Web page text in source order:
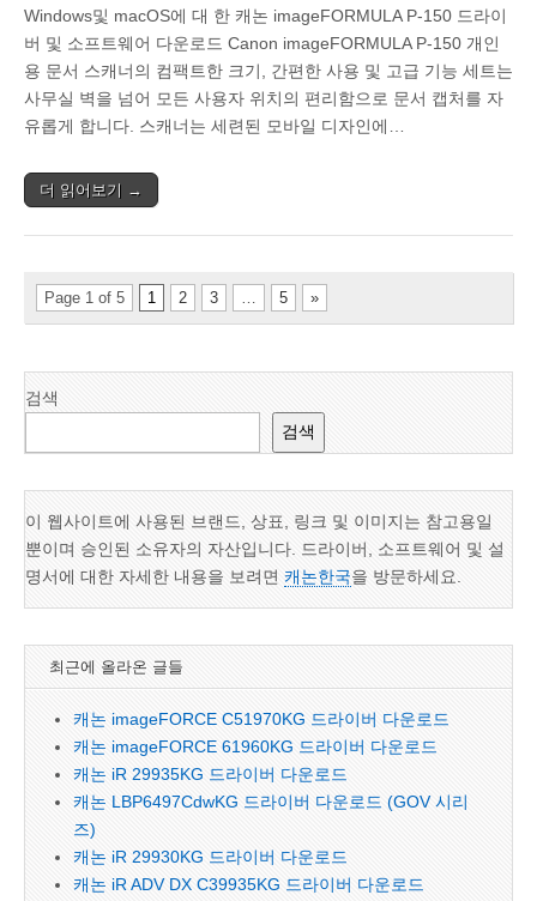
Windows및 macOS에 대 한 캐논 imageFORMULA P-150 드라이
버 및 소프트웨어 다운로드 Canon imageFORMULA P-150 개인
용 문서 스캐너의 컴팩트한 크기, 간편한 사용 및 고급 기능 세트는
사무실 벽을 넘어 모든 사용자 위치의 편리함으로 문서 캡처를 자
유롭게 합니다. 스캐너는 세련된 모바일 디자인에…
더 읽어보기 →
Page 1 of 5 1 2 3 … 5 »
검색
검색
이 웹사이트에 사용된 브랜드, 상표, 링크 및 이미지는 참고용일
뿐이며 승인된 소유자의 자산입니다. 드라이버, 소프트웨어 및 설
명서에 대한 자세한 내용을 보려면 캐논한국을 방문하세요.
최근에 올라온 글들
캐논 imageFORCE C51970KG 드라이버 다운로드
캐논 imageFORCE 61960KG 드라이버 다운로드
캐논 iR 29935KG 드라이버 다운로드
캐논 LBP6497CdwKG 드라이버 다운로드 (GOV 시리
즈)
캐논 iR 29930KG 드라이버 다운로드
캐논 iR ADV DX C39935KG 드라이버 다운로드